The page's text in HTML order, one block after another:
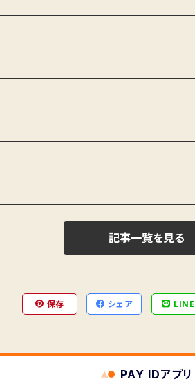
記事一覧を見る
保存 シェア LINE
PAY IDアプリ